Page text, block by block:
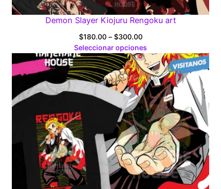
Demon Slayer Kiojuru Rengoku art
$180.00 – $300.00Price
range:
$180.00
through
$300.00
Seleccionar opciones